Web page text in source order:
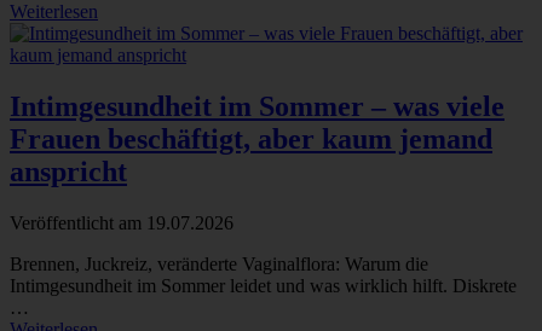
Weiterlesen
Intimgesundheit im Sommer – was viele
Frauen beschäftigt, aber kaum jemand
anspricht
Veröffentlicht am 19.07.2026
Brennen, Juckreiz, veränderte Vaginalflora: Warum die
Intimgesundheit im Sommer leidet und was wirklich hilft. Diskrete
…